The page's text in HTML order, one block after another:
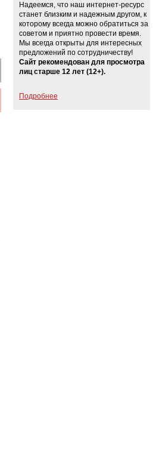
Надеемся, что наш интернет-ресурс
станет близким и надежным другом, к
которому всегда можно обратиться за
советом и приятно провести время.
Мы всегда открыты для интересных
предложений по сотрудничеству!
Сайт рекомендован для просмотра
лиц старше 12 лет (12+).
Подробнее